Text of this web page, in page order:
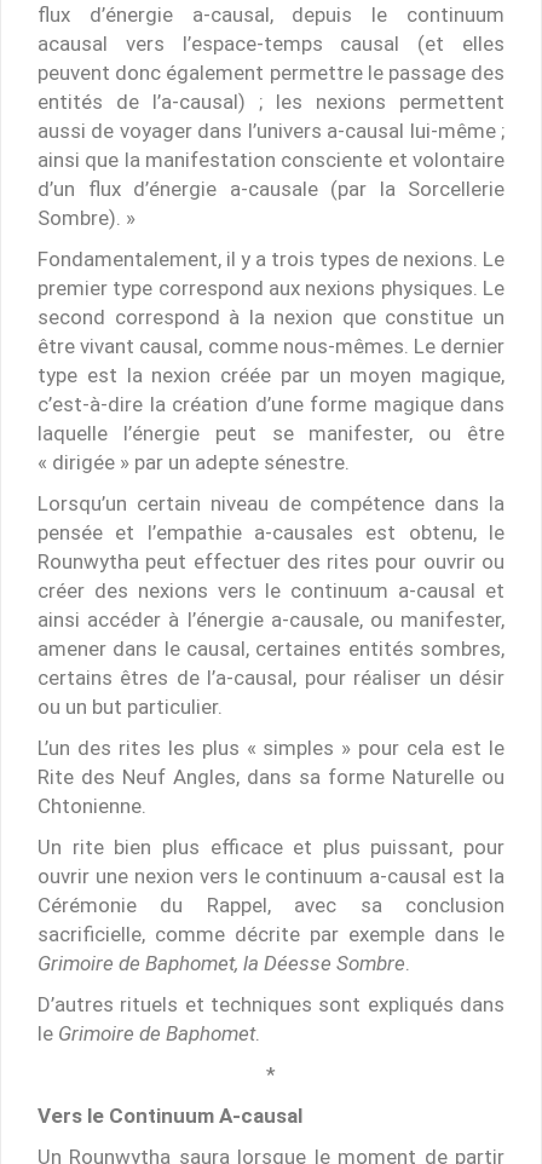
flux d’énergie a-causal, depuis le continuum
acausal vers l’espace-temps causal (et elles
peuvent donc également permettre le passage des
entités de l’a-causal) ; les nexions permettent
aussi de voyager dans l’univers a-causal lui-même ;
ainsi que la manifestation consciente et volontaire
d’un flux d’énergie a-causale (par la Sorcellerie
Sombre). »
Fondamentalement, il y a trois types de nexions. Le
premier type correspond aux nexions physiques. Le
second correspond à la nexion que constitue un
être vivant causal, comme nous-mêmes. Le dernier
type est la nexion créée par un moyen magique,
c’est-à-dire la création d’une forme magique dans
laquelle l’énergie peut se manifester, ou être
« dirigée » par un adepte sénestre.
Lorsqu’un certain niveau de compétence dans la
pensée et l’empathie a-causales est obtenu, le
Rounwytha peut effectuer des rites pour ouvrir ou
créer des nexions vers le continuum a-causal et
ainsi accéder à l’énergie a-causale, ou manifester,
amener dans le causal, certaines entités sombres,
certains êtres de l’a-causal, pour réaliser un désir
ou un but particulier.
L’un des rites les plus « simples » pour cela est le
Rite des Neuf Angles, dans sa forme Naturelle ou
Chtonienne.
Un rite bien plus efficace et plus puissant, pour
ouvrir une nexion vers le continuum a-causal est la
Cérémonie du Rappel, avec sa conclusion
sacrificielle, comme décrite par exemple dans le
Grimoire de Baphomet, la Déesse Sombre
D’autres rituels et techniques sont expliqués dans
le Grimoire de Baphomet.
*
Vers le Continuum A-causal
Un Rounwytha saura lorsque le moment de partir